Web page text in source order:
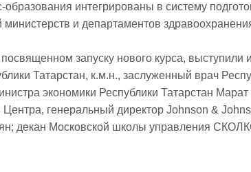
интегрированы в систему
министерств и департаментов
запуску нового курса, выступили
Татарстан, к.м.н., заслуженный врач
экономики Республики Татарстан
Центра, генеральный директор Johnson &
декан Московской школы управления